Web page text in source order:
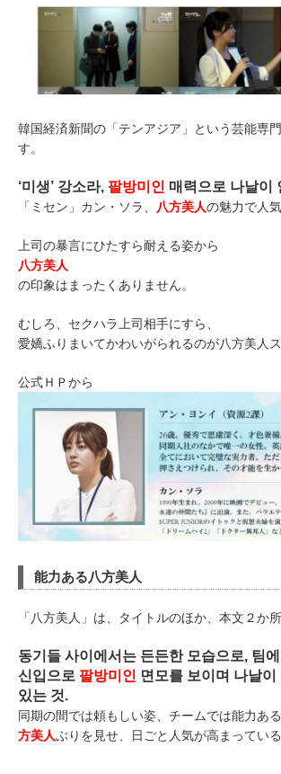
韓国経済新聞の「テンアジア」という芸能専
す。
‘미생’ 강소라, 팔방미인 매력으로 나날이
「ミセン」カン・ソラ、 八方美人の魅力で人
上司の暴言にひたすら耐える姿から
八方美人
の印象はまったくありません。
むしろ、セクハラ上司相手にすら、
愛嬌ふりまいてかわいがられるのが八方美人
公式ＨＰから
能力ある八方美人
「八方美人」は、タイトルのほか、本文２か
동기들 사이에서는 든든한 모습으로, 팀
신입으로 팔방미인 면모를 보이며 나날
있는 것.
同期の間では頼もしい姿、チームでは能力ある
方美人ぶりを見せ、日ごと人気が高まっている